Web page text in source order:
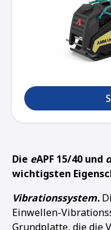
Die eAPF 15/40 und
wichtigsten
Vibrationssystem.
Einwellen-
Grundplatte, die die